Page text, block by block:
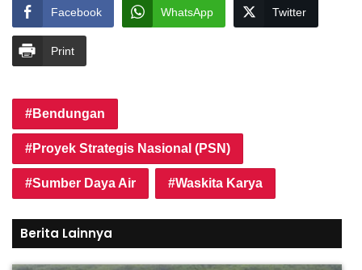
Facebook WhatsApp Twitter
Print
Bendungan
Proyek Strategis Nasional (PSN)
Sumber Daya Air Waskita Karya
Berita Lainnya